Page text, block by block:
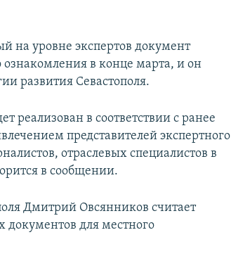
на уровне экспертов документ
ознакомления в конце марта, и он
развития Севастополя.
реализован в соответствии с ранее
представителей экспертного
отраслевых специалистов в
в сообщении.
Дмитрий Овсянников считает
документов для местного